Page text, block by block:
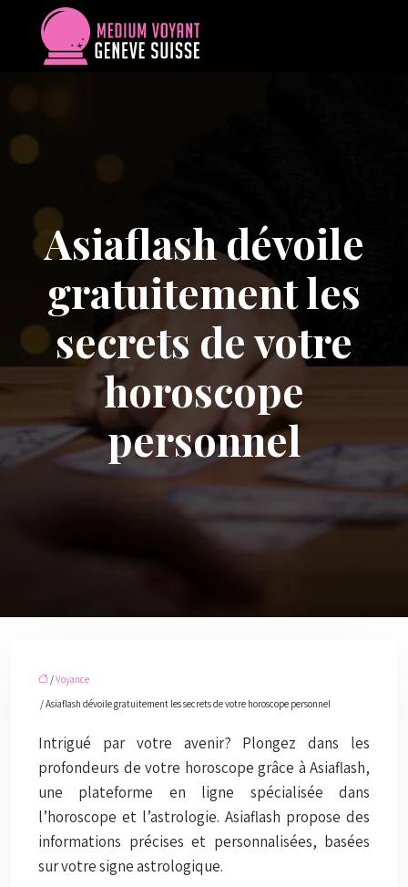
Asiaflash dévoile
gratuitement les
secrets de votre
horoscope
personnel
/Voyance
/ Asiaflash dévoile gratuitement les secrets de votre horoscope personnel
Intrigué par votre avenir? Plongez dans les
profondeurs de votre horoscope grâce à Asiaflash,
une plateforme en ligne spécialisée dans
l’horoscope et l’astrologie. Asiaflash propose des
informations précises et personnalisées, basées
sur votre signe astrologique.